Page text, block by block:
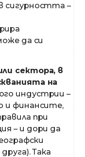
сигурността –
да си
сектора, в
на
индустрии –
и финансите,
при
– и дори да
Така